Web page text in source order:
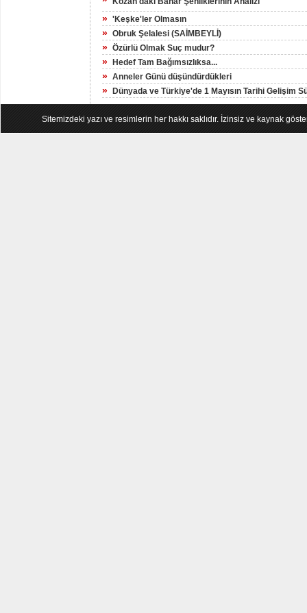
» 'Keşke'ler Olmasın
» Obruk Şelalesi (SAİMBEYLİ)
» Özürlü Olmak Suç mudur?
» Hedef Tam Bağımsızlıksa...
» Anneler Günü düşündürdükleri
» Dünyada ve Türkiye'de 1 Mayısın Tarihi Gelişim
Sitemizdeki yazı ve resimlerin her hakkı saklıdır. İzinsiz ve kaynak